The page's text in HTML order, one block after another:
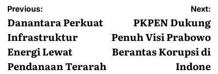
Navigasi
pos
Previous:
Danantara Perkuat
Infrastruktur
Energi Lewat
Pendanaan Terarah
Next:
PKPEN Dukung
Penuh Visi Prabowo
Berantas Korupsi di
Indone